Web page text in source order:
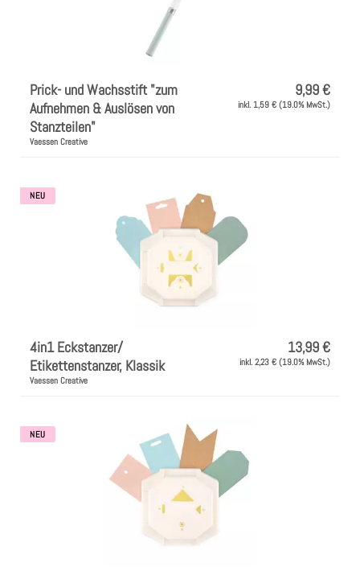
Prick- und Wachsstift "zum
Aufnehmen & Auslösen von
Stanzteilen"
Vaessen Creative
9,99 €
inkl. 1,59 € (19.0% MwSt.)
NEU
4in1 Eckstanzer/
Etikettenstanzer, Klassik
Vaessen Creative
13,99 €
inkl. 2,23 € (19.0% MwSt.)
NEU